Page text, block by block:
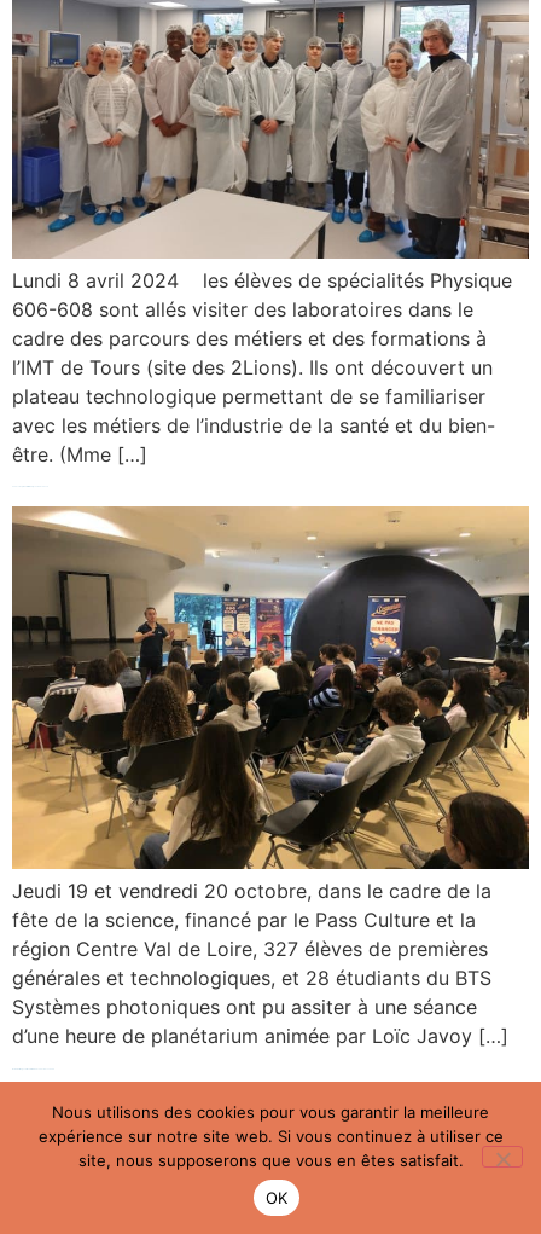
Lundi 8 avril 2024 les élèves de spécialités Physique
606-608 sont allés visiter des laboratoires dans le
cadre des parcours des métiers et des formations à
l’IMT de Tours (site des 2Lions). Ils ont découvert un
plateau technologique permettant de se familiariser
avec les métiers de l’industrie de la santé et du bien-
être. (Mme […]
Jeudi 19 et vendredi 20 octobre, dans le cadre de la
fête de la science, financé par le Pass Culture et la
région Centre Val de Loire, 327 élèves de premières
générales et technologiques, et 28 étudiants du BTS
Systèmes photoniques ont pu assiter à une séance
d’une heure de planétarium animée par Loïc Javoy […]
Nous utilisons des cookies pour vous garantir la meilleure
expérience sur notre site web. Si vous continuez à utiliser ce
site, nous supposerons que vous en êtes satisfait.
OK